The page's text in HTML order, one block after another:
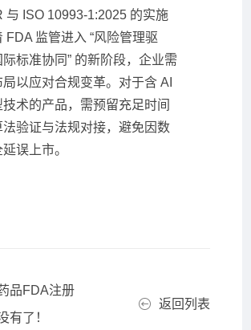
与 ISO 10993-1:2025 的实施
FDA 监管进入 “风险管理驱
标准协同” 的新阶段，企业需
以应对合规变革。对于含 AI
技术的产品，需预留充足时间
法验证与法规对接，避免因数
误上市。
品FDA注册
有了！
返回列表